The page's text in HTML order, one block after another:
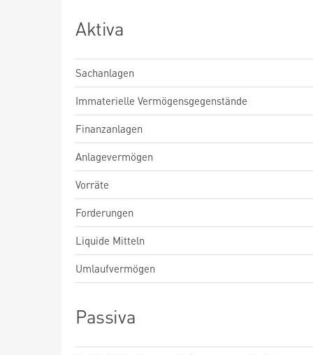
Aktiva
Sachanlagen
Immaterielle Vermögensgegenstände
Finanzanlagen
Anlagevermögen
Vorräte
Forderungen
Liquide Mitteln
Umlaufvermögen
Passiva